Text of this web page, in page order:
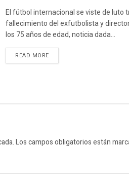
El fútbol internacional se viste de luto
fallecimiento del exfutbolista y
los 75 años de edad, noticia dada...
READ MORE
Los campos obligatorios están